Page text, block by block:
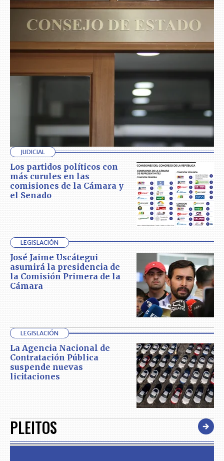
JUDICIAL
Los partidos políticos con
más curules en las
comisiones de la Cámara y
el Senado
LEGISLACIÓN
José Jaime Uscátegui
asumirá la presidencia de
la Comisión Primera de la
Cámara
LEGISLACIÓN
La Agencia Nacional de
Contratación Pública
suspende nuevas
licitaciones
PLEITOS